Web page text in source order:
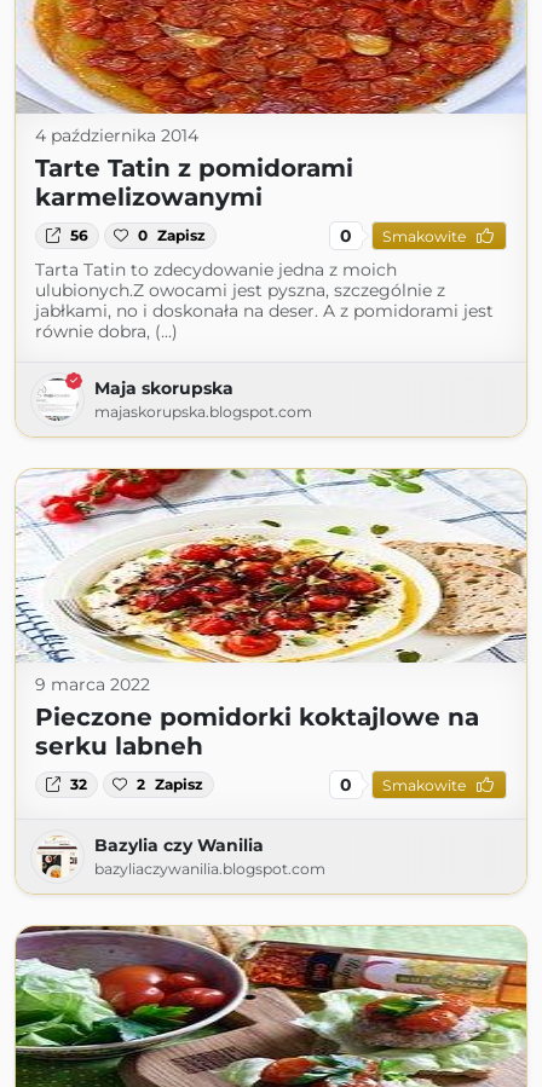
4 października 2014
Tarte Tatin z pomidorami
karmelizowanymi
56 0 Zapisz 0 Smakowite
Tarta Tatin to zdecydowanie jedna z moich
ulubionych.Z owocami jest pyszna, szczególnie z
jabłkami, no i doskonała na deser. A z pomidorami jest
równie dobra, (...)
Maja skorupska
majaskorupska.blogspot.com
9 marca 2022
Pieczone pomidorki koktajlowe na
serku labneh
32 2 Zapisz 0 Smakowite
Bazylia czy Wanilia
bazyliaczywanilia.blogspot.com